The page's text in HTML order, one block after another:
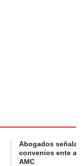
Abogados
convenios ente
AMC